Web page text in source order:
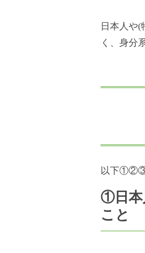
日本人や
く、身分
以下
①日本
こと